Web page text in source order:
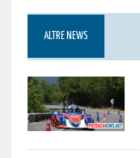
ALTRE NEWS